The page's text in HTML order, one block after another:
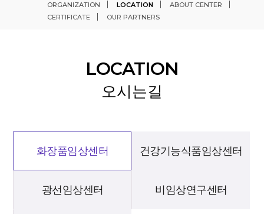
ORGANIZATION
LOCATION
ABOUT CENTER
CERTIFICATE
OUR PARTNERS
LOCATION
오시는길
화장품임상센터 건강기능식품임상센터
광선임상센터 비임상연구센터